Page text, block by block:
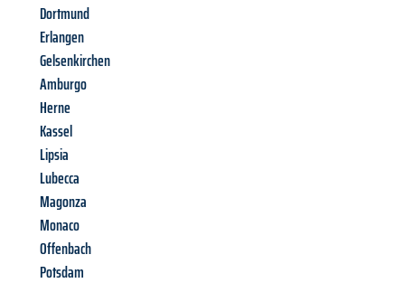
Dortmund
Erlangen
Gelsenkirchen
Amburgo
Herne
Kassel
Lipsia
Lubecca
Magonza
Monaco
Offenbach
Potsdam